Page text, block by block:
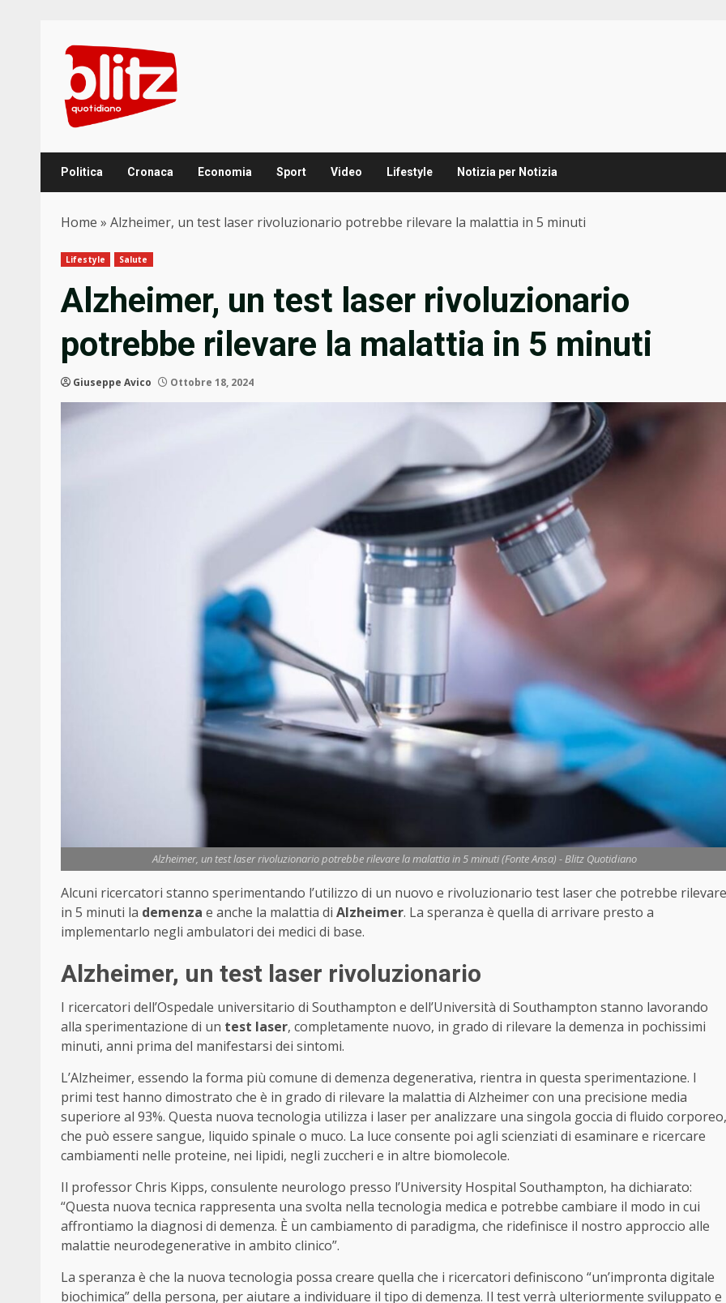
content
Politica Cronaca Economia Sport Video Lifestyle Notizia per Notizia
Home » Alzheimer, un test laser rivoluzionario potrebbe rilevare la malattia in 5 minuti
Lifestyle Salute
Alzheimer, un test laser rivoluzionario
potrebbe rilevare la malattia in 5 minuti
Giuseppe Avico Ottobre 18, 2024
Alzheimer, un test laser rivoluzionario potrebbe rilevare la malattia in 5 minuti (Fonte Ansa) - Blitz Quotidiano
Alcuni ricercatori stanno sperimentando l’utilizzo di un nuovo e rivoluzionario test laser che potrebbe rilevare
in 5 minuti la demenza e anche la malattia di Alzheimer. La speranza è quella di arrivare presto a
implementarlo negli ambulatori dei medici di base.
Alzheimer, un test laser rivoluzionario
I ricercatori dell’Ospedale universitario di Southampton e dell’Università di Southampton stanno lavorando
alla sperimentazione di un test laser, completamente nuovo, in grado di rilevare la demenza in pochissimi
minuti, anni prima del manifestarsi dei sintomi.
L’Alzheimer, essendo la forma più comune di demenza degenerativa, rientra in questa sperimentazione. I
primi test hanno dimostrato che è in grado di rilevare la malattia di Alzheimer con una precisione media
superiore al 93%. Questa nuova tecnologia utilizza i laser per analizzare una singola goccia di fluido corporeo,
che può essere sangue, liquido spinale o muco. La luce consente poi agli scienziati di esaminare e ricercare
cambiamenti nelle proteine, nei lipidi, negli zuccheri e in altre biomolecole.
Il professor Chris Kipps, consulente neurologo presso l’University Hospital Southampton, ha dichiarato:
“Questa nuova tecnica rappresenta una svolta nella tecnologia medica e potrebbe cambiare il modo in cui
affrontiamo la diagnosi di demenza. È un cambiamento di paradigma, che ridefinisce il nostro approccio alle
malattie neurodegenerative in ambito clinico”.
La speranza è che la nuova tecnologia possa creare quella che i ricercatori definiscono “un’impronta digitale
biochimica” della persona, per aiutare a individuare il tipo di demenza. Il test verrà ulteriormente sviluppato e